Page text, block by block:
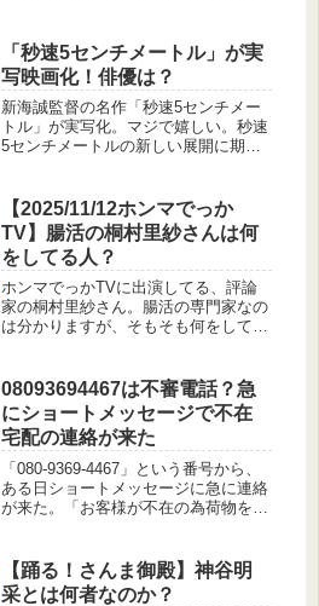
動していました。 この投稿を
Instagramで見る 吉沢 悠Hisa...
「秒速5センチメートル」が実
写映画化！俳優は？
新海誠監督の名作「秒速5センチメー
トル」が実写化。マジで嬉しい。秒速
5センチメートルの新しい展開に期待
誠監督の「すずめの戸締り」では宗像
草太役で出演しおり新海作品と関連も
深い...
【2025/11/12ホンマでっか
TV】腸活の桐村里紗さんは何
をしてる人？
ホンマでっかTVに出演してる、評論
家の桐村里紗さん。腸活の専門家なの
は分かりますが、そもそも何をしてい
医者として活動してるより自身が代表
を務める会社のtenrai株式会社で...
08093694467は不審電話？急
にショートメッセージで不在
宅配の連絡が来た
「080-9369-4467」という番号から、
ある日ショートメッセージに急に連絡
が来た。「お客様が不在の為荷物を持
怪しすぎる。。。
【踊る！さんま御殿】神谷明
采とは何者なのか？